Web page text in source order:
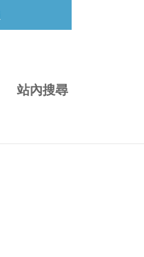
站內搜尋